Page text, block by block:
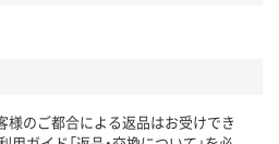
様のご都合による返品はお受けでき